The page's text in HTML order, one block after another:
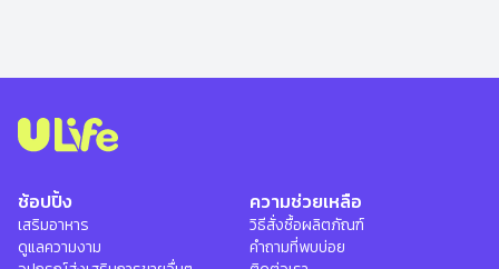
ช้อปปิ้ง
เสริมอาหาร
ดูแลความงาม
ความช่วยเหลือ
วิธีสั่งซื้อผลิตภัณฑ์
คำถามที่พบบ่อย